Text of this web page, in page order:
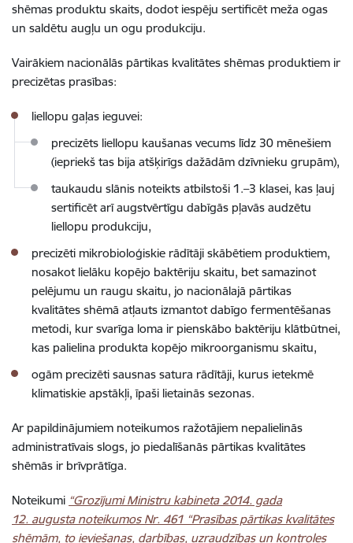
shēmas produktu skaits, dodot iespēju sertificēt meža ogas
un saldētu augļu un ogu produkciju.
Vairākiem nacionālās pārtikas kvalitātes shēmas produktiem ir
precizētas prasības:
liellopu gaļas ieguvei:
precizēts liellopu kaušanas vecums līdz 30 mēnešiem
(iepriekš tas bija atšķirīgs dažādām dzīvnieku grupām),
taukaudu slānis noteikts atbilstoši 1.–3 klasei, kas ļauj
sertificēt arī augstvērtīgu dabīgās pļavās audzētu
liellopu produkciju,
precizēti mikrobioloģiskie rādītāji skābētiem produktiem,
nosakot lielāku kopējo baktēriju skaitu, bet samazinot
pelējumu un raugu skaitu, jo nacionālajā pārtikas
kvalitātes shēmā atļauts izmantot dabīgo fermentēšanas
metodi, kur svarīga loma ir pienskābo baktēriju klātbūtnei,
kas palielina produkta kopējo mikroorganismu skaitu,
ogām precizēti sausnas satura rādītāji, kurus ietekmē
klimatiskie apstākļi, īpaši lietainās sezonas.
Ar papildinājumiem noteikumos ražotājiem nepalielinās
administratīvais slogs, jo piedalīšanās pārtikas kvalitātes
shēmās ir brīvprātīga.
Noteikumi “Grozījumi Ministru kabineta 2014. gada
12. augusta noteikumos Nr. 461 “Prasības pārtikas kvalitātes
shēmām, to ieviešanas, darbības, uzraudzības un kontroles